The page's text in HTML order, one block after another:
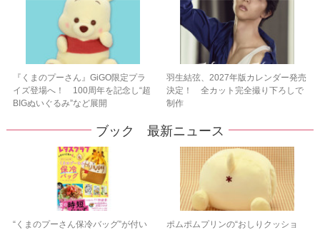
『くまのプーさん』GiGO限定プラ
イズ登場へ！ 100周年を記念し“超
BIGぬいぐるみ”など展開
羽生結弦、2027年版カレンダー発売
決定！ 全カット完全撮り下ろしで
制作
ブック 最新ニュース
“くまのプーさん保冷バッグ”が付い
ポムポムプリンの“おしりクッショ